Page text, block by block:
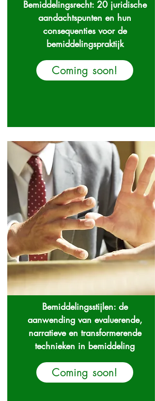
Bemiddelingsrecht: 20 juridische
aandachtspunten en hun
consequenties voor de
bemiddelingspraktijk
Coming soon!
Bemiddelingsstijlen: de
aanwending van evaluerende,
narratieve en transformerende
technieken in bemiddeling
Coming soon!